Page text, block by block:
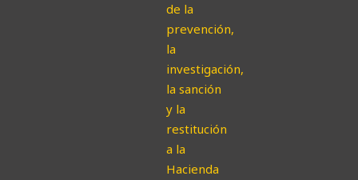
de la
prevención,
la
investigación,
la sanción
y la
restitución
a la
Hacienda